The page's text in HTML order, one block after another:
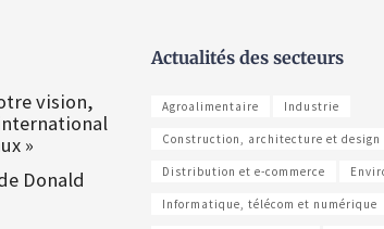
vision,
»
Donald
Actualités des secteurs
Agroalimentaire Industrie
Construction, architecture et design
Distribution et e-commerce
Informatique, télécom et numérique